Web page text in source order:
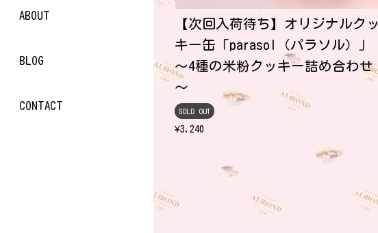
ABOUT
BLOG
CONTACT
【次回入荷待ち】オリジナルクッ
キー缶「parasol（パラソル）」
～4種の米粉クッキー詰め合わせ
～
SOLD OUT
¥3,240